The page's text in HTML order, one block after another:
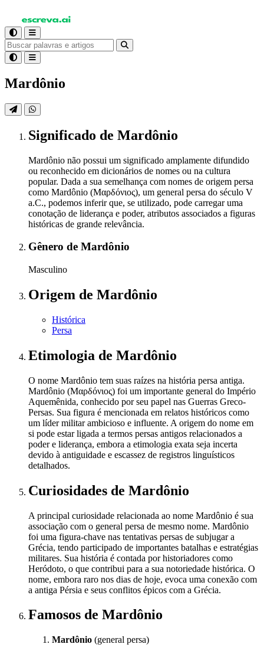
Mardônio
Significado de Mardônio
Mardônio não possui um significado amplamente difundido
ou reconhecido em dicionários de nomes ou na cultura
popular. Dada a sua semelhança com nomes de origem persa
como Mardônio (Μαρδόνιος), um general persa do século V
a.C., podemos inferir que, se utilizado, pode carregar uma
conotação de liderança e poder, atributos associados a figuras
históricas de grande relevância.
Gênero de Mardônio
Masculino
Origem de Mardônio
Histórica
Persa
Etimologia de Mardônio
O nome Mardônio tem suas raízes na história persa antiga.
Mardônio (Μαρδόνιος) foi um importante general do Império
Aquemênida, conhecido por seu papel nas Guerras Greco-
Persas. Sua figura é mencionada em relatos históricos como
um líder militar ambicioso e influente. A origem do nome em
si pode estar ligada a termos persas antigos relacionados a
poder e liderança, embora a etimologia exata seja incerta
devido à antiguidade e escassez de registros linguísticos
detalhados.
Curiosidades de Mardônio
A principal curiosidade relacionada ao nome Mardônio é sua
associação com o general persa de mesmo nome. Mardônio
foi uma figura-chave nas tentativas persas de subjugar a
Grécia, tendo participado de importantes batalhas e estratégias
militares. Sua história é contada por historiadores como
Heródoto, o que contribui para a sua notoriedade histórica. O
nome, embora raro nos dias de hoje, evoca uma conexão com
a antiga Pérsia e seus conflitos épicos com a Grécia.
Famosos de Mardônio
Mardônio (general persa)